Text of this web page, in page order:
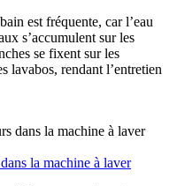
est fréquente, car l’eau
s’accumulent sur les
se fixent sur les
lavabos, rendant l’entretien
la machine à laver